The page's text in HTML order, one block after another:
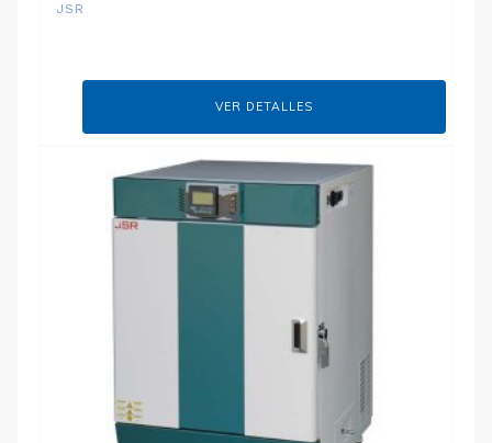
JSR
VER DETALLES